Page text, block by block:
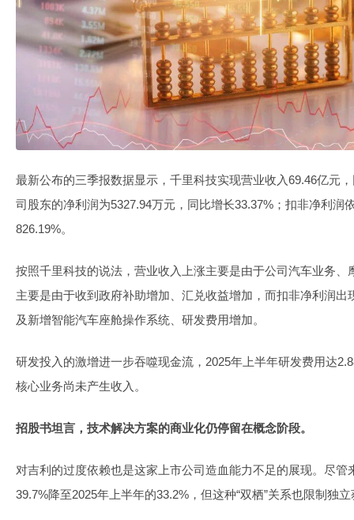
最新公布的三季报数据显示，千里科技实现营业收入69.46亿元
司股东的净利润为5327.94万元，同比增长33.37%；扣非净利润
826.19%。
按照千里科技的说法，营业收入上涨主要是由于公司汽车业务
主要是由于收到政府补助增加、汇兑收益增加，而扣非净利润
及新增智能汽车座舱操作系统、研发费用增加。
研发投入的激增进一步吞噬现金流，2025年上半年研发费用达
核心业务尚未产生收入。
招股书坦言，技术解决方案的商业化仍停留在概念阶段。
对吉利的过度依赖也是这家上市公司造血能力不足的展现。尽管
39.7%降至2025年上半年的33.2%，但这种“双栖”关系也限制独